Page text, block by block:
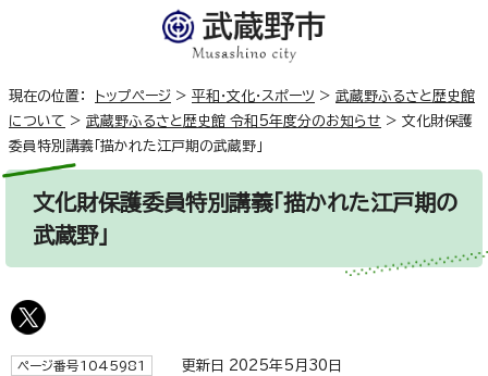
現在の位置： トップページ > 平和・文化・スポーツ > 武蔵野ふるさと歴史館
について
> 武蔵野ふるさと歴史館 令和5年度分のお知らせ > 文化財保護
委員特別講義「描かれた江戸期の武蔵野」
文化財保護委員特別講義「描かれた江戸期の
武蔵野」
ページ番号1045981 更新日 2025年5月30日